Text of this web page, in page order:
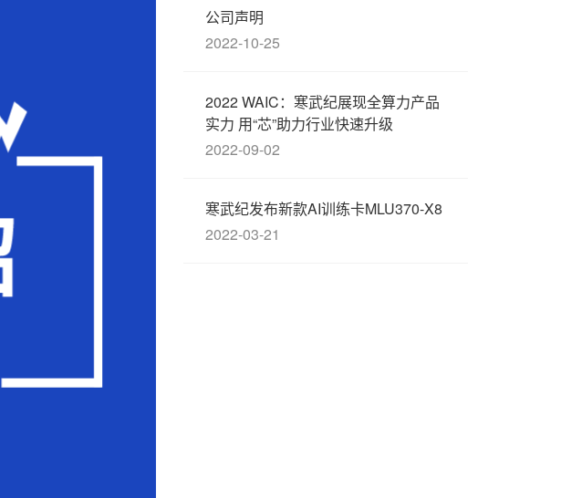
公司声明
2022-10-25
2022 WAIC：寒武纪展现全算力产品
实力 用“芯”助力行业快速升级
2022-09-02
寒武纪发布新款AI训练卡MLU370-X8
2022-03-21